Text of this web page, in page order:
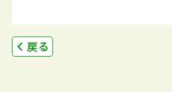
戻る